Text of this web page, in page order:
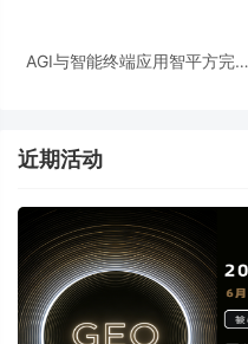
AGI与智能终端应用智平方完成
近期活动